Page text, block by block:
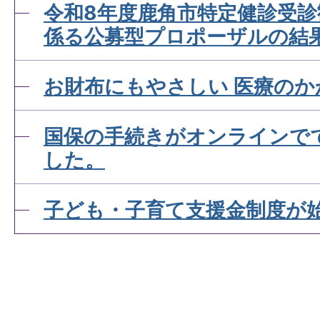
令和8年度鹿角市特定健診受
係る公募型プロポーザルの結
お財布にもやさしい 医療の
国保の手続きがオンライン
した。
子ども・子育て支援金制度が